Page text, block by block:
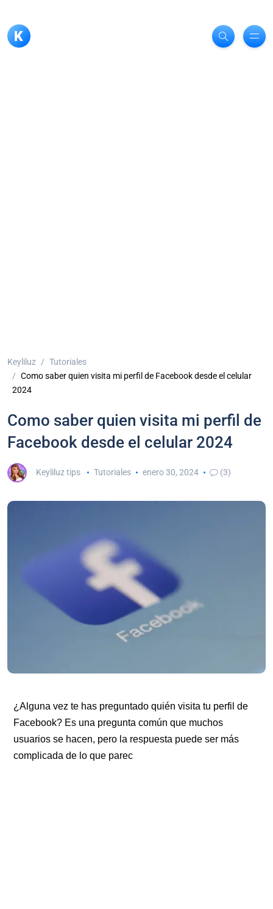
Keyliluz
Tutoriales
Como saber quien visita mi perfil de Facebook desde el celular
2024
Como saber quien visita mi perfil de
Facebook desde el celular 2024
Keyliluz tips Tutoriales enero 30, 2024 (3)
¿Alguna vez te has preguntado quién visita tu perfil de
Facebook? Es una pregunta común que muchos
usuarios se hacen, pero la respuesta puede ser más
complicada de lo que parec